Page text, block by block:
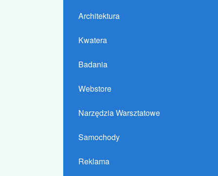
Architektura
Kwatera
Badania
Webstore
Narzędzia Warsztatowe
Samochody
Reklama